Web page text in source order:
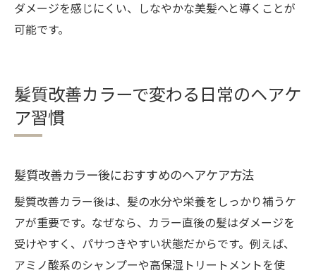
ダメージを感じにくい、しなやかな美髪へと導くことが
可能です。
髪質改善カラーで変わる日常のヘアケ
ア習慣
髪質改善カラー後におすすめのヘアケア方法
髪質改善カラー後は、髪の水分や栄養をしっかり補うケ
アが重要です。なぜなら、カラー直後の髪はダメージを
受けやすく、パサつきやすい状態だからです。例えば、
アミノ酸系のシャンプーや高保湿トリートメントを使